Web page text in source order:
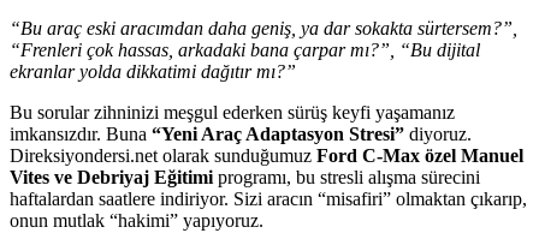
“Bu araç eski aracımdan daha geniş, ya dar sokakta sürtersem?”,
“Frenleri çok hassas, arkadaki bana çarpar mı?”, “Bu dijital
ekranlar yolda dikkatimi dağıtır mı?”
Bu sorular zihninizi meşgul ederken sürüş keyfi yaşamanız
imkansızdır. Buna “Yeni Araç Adaptasyon Stresi” diyoruz.
Direksiyondersi.net olarak sunduğumuz Ford C-Max özel Manuel
Vites ve Debriyaj Eğitimi programı, bu stresli alışma sürecini
haftalardan saatlere indiriyor. Sizi aracın “misafiri” olmaktan çıkarıp,
onun mutlak “hakimi” yapıyoruz.